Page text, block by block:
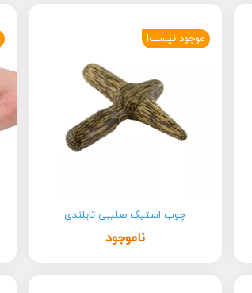
موجود نیست!
چوب استیک صلیبی تایلندی
ناموجود